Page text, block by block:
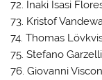
72. Inaki Isasi
73. Kristof
74. Thomas
75. Stefano
76. Giovanni